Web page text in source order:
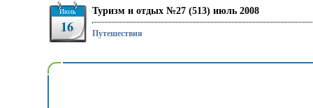
Июль
16
Туризм и отдых №27 (513) июль 2008
Путешествия